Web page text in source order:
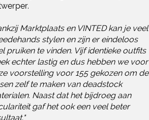
Marktplaats en VINTED kan je veel
stylen en zijn er eindeloos
pruiken te vinden. Vijf identieke outfits
echter lastig en dus hebben we voor
voorstelling voor 155 gekozen om de
zelf te maken van deadstock
Naast dat het bijdroeg aan
gaf het ook een veel beter